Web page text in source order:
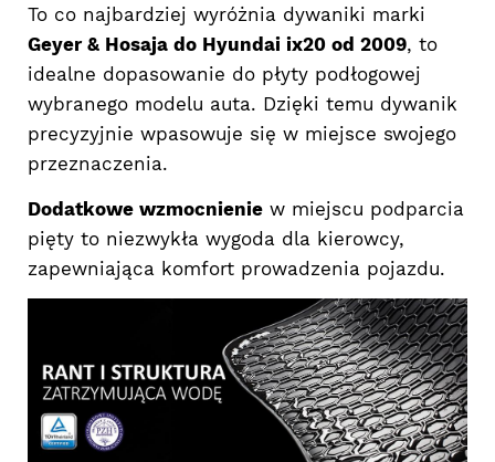
To co najbardziej wyróżnia dywaniki marki
Geyer & Hosaja do Hyundai ix20 od 2009, to
idealne dopasowanie do płyty podłogowej
wybranego modelu auta. Dzięki temu dywanik
precyzyjnie wpasowuje się w miejsce swojego
przeznaczenia.
Dodatkowe wzmocnienie w miejscu podparcia
pięty to niezwykła wygoda dla kierowcy,
zapewniająca komfort prowadzenia pojazdu.